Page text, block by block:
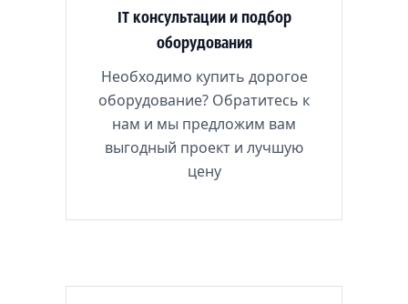
IT консультации и подбор
оборудования
Необходимо купить дорогое
оборудование? Обратитесь к
нам и мы предложим вам
выгодный проект и лучшую
цену